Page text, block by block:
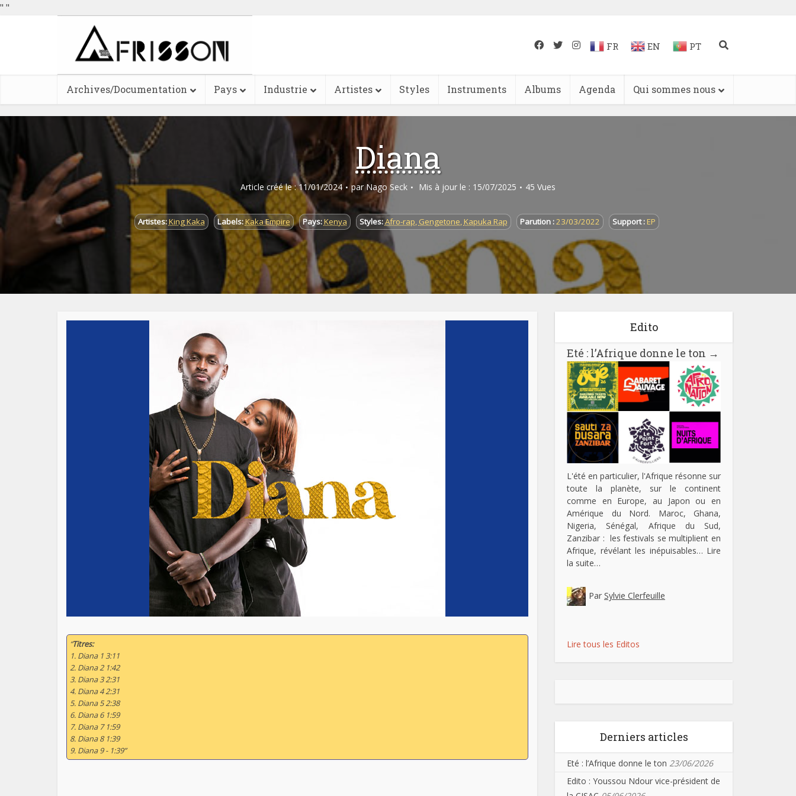
" "
FR EN PT
Archives/Documentation Pays Industrie Artistes Styles Instruments Albums Agenda Qui sommes nous
Diana
Article créé le : 11/01/2024 par Nago Seck Mis à jour le : 15/07/2025 45 Vues
Artistes:King Kaka Labels:Kaka Empire Pays:Kenya Styles:Afro-rap, Gengetone, Kapuka Rap Parution :23/03/2022 Support : EP
“Titres:
1. Diana 1 3:11
2. Diana 2 1:42
3. Diana 3 2:31
4. Diana 4 2:31
5. Diana 5 2:38
6. Diana 6 1:59
7. Diana 7 1:59
8. Diana 8 1:39
9. Diana 9 - 1:39”
Edito
Eté : l’Afrique donne le ton →
L'été en particulier, l'Afrique résonne sur
toute la planète, sur le continent
comme en Europe, au Japon ou en
Amérique du Nord. Maroc, Ghana,
Nigeria, Sénégal, Afrique du Sud,
Zanzibar : les festivals se multiplient en
Afrique, révélant les inépuisables… Lire
la suite…
Par Sylvie Clerfeuille
Lire tous les Editos
Derniers articles
Eté : l’Afrique donne le ton 23/06/2026
Edito : Youssou Ndour vice-président de